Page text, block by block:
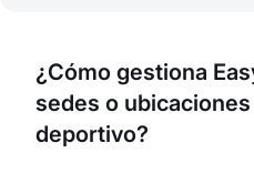
¿Cómo gestiona
sedes o
deportivo?